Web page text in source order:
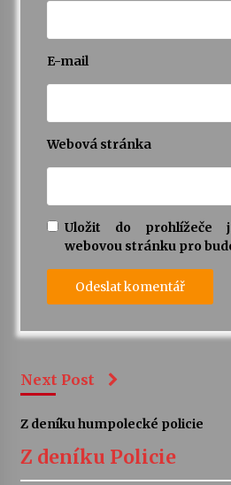
E-mail
Webová stránka
Uložit do prohlížeče
webovou stránku pro
Next Post
Z deníku humpolecké policie
Z deníku Policie